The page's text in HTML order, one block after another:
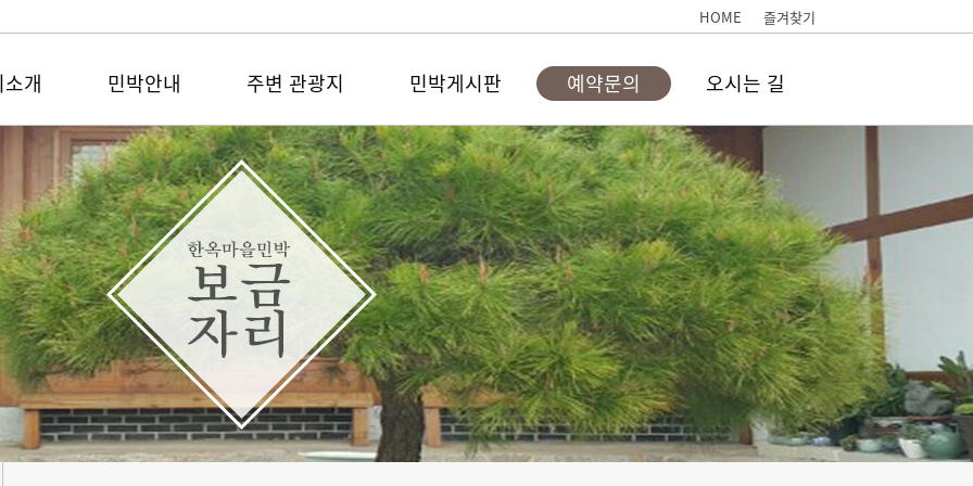
HOME 즐겨찾기
개 민박안내 주변 관광지 민박게시판 예약문의 오시는 길